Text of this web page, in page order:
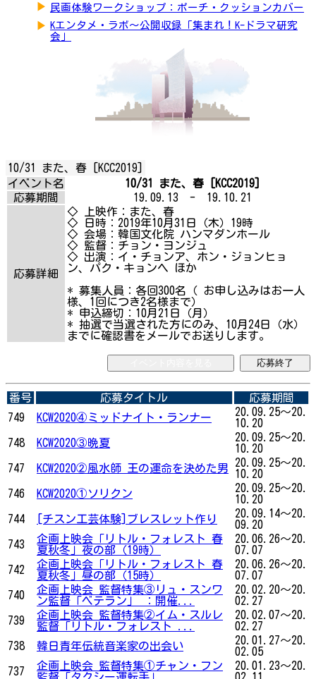
▶ 民画体験ワークショップ：ポーチ・クッションカバー
▶ Kエンタメ・ラボ～公開収録「集まれ！K-ドラマ研究
会」
10/31 また、春 [KCC2019]
イベント名
10/31 また、春 [KCC2019]
応募期間
19.09.13 - 19.10.21
応募詳細
◇ 上映作：また、春
◇ 日時：2019年10月31日（木）19時
◇ 会場：韓国文化院 ハンマダンホール
◇ 監督：チョン・ヨンジュ
◇ 出演：イ・チョンア、ホン・ジョンヒョ
ン、パク・キョンヘ ほか
* 募集人員：各回300名（ お申し込みはお一人
様、1回につき2名様まで）
* 申込締切：10月21日（月）
* 抽選で当選された方にのみ、10月24日（水）
までに確認書をメールでお送りします。
応募終了
番号 応募タイトル
応募期間
749
KCW2020④ミッドナイト・ランナー
20.09.25～20.
10.20
748
KCW2020③晩夏
20.09.25～20.
10.20
747
KCW2020②風水師 王の運命を決めた男
20.09.25～20.
10.20
746
KCW2020①ソリクン
20.09.25～20.
10.20
744
[チスン工芸体験]ブレスレット作り
20.09.14～20.
09.20
743
企画上映会「リトル・フォレスト 春
夏秋冬」夜の部（19時）
20.06.26～20.
07.07
742
企画上映会「リトル・フォレスト 春
夏秋冬」昼の部（15時）
20.06.26～20.
07.07
740
企画上映会 監督特集③リュ・スンワ
ン監督「ベテラン」 ：開催...
20.02.20～20.
02.27
739
企画上映会 監督特集②イム・スルレ
監督「リトル・フォレスト ...
20.02.07～20.
02.27
738
韓日青年伝統音楽家の出会い
20.01.27～20.
02.05
737
企画上映会 監督特集①チャン・フン
20.01.23～20.